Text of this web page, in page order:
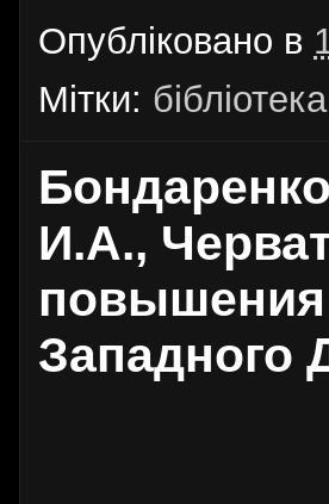
Опубліковано в
Мітки: бібліотека
И.А.,
повышения
Западного